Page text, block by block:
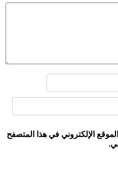
الإلكتروني في هذا المتصفح